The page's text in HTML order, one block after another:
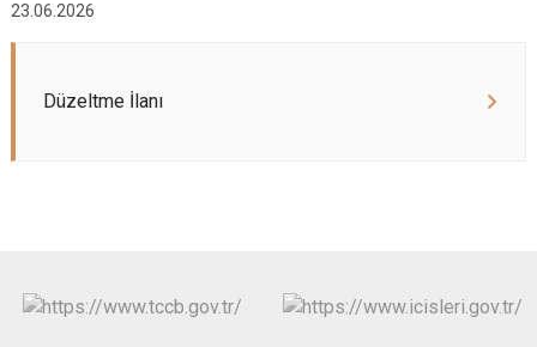
23.06.2026
Düzeltme İlanı